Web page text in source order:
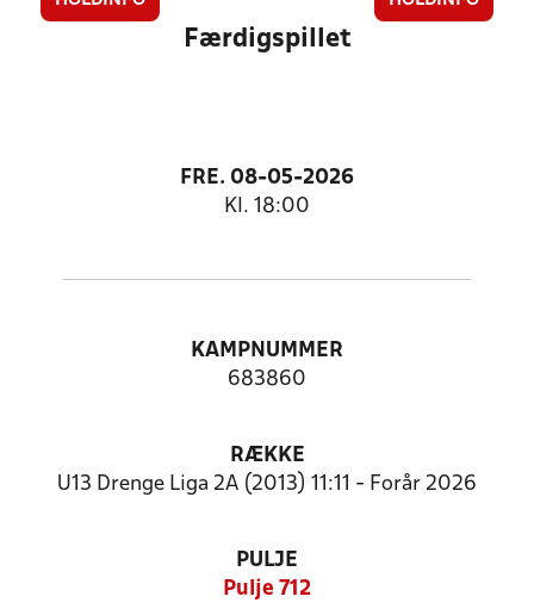
Færdigspillet
FRE. 08-05-2026
Kl. 18:00
KAMPNUMMER
683860
RÆKKE
U13 Drenge Liga 2A (2013) 11:11 - Forår 2026
PULJE
Pulje 712